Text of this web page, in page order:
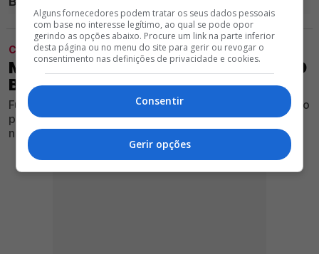
CLUBE
MORREU MANÚ, ANTIGO EXTREMO DO
BENFICA
Futebolista que representou o Clube Vermelho e Branco
perdeu a vida após um acidente de viação, ocorrido na
noite do último sábado
Alguns fornecedores podem tratar os seus dados pessoais
com base no interesse legítimo, ao qual se pode opor
gerindo as opções abaixo. Procure um link na parte inferior
desta página ou no menu do site para gerir ou revogar o
consentimento nas definições de privacidade e cookies.
Consentir
Gerir opções